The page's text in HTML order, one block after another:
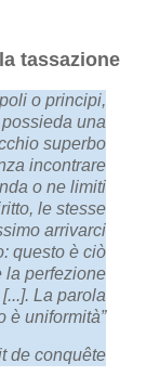
tassazione
o principi,
una
superbo
incontrare
o ne limiti
le stesse
arrivarci
questo è ciò
la perfezione
La parola
è uniformità”
de conquête